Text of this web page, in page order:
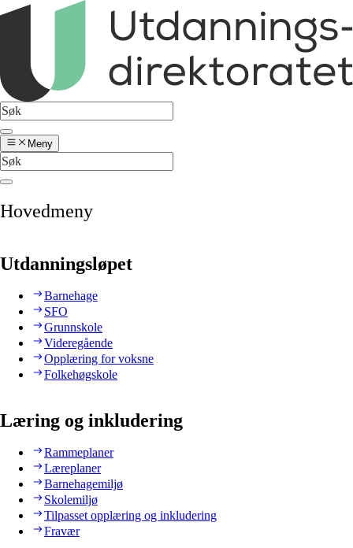
Meny
Hovedmeny
Utdanningsløpet
Barnehage
SFO
Grunnskole
Videregående
Opplæring for voksne
Folkehøgskole
Læring og inkludering
Rammeplaner
Læreplaner
Barnehagemiljø
Skolemiljø
Tilpasset opplæring og inkludering
Fravær